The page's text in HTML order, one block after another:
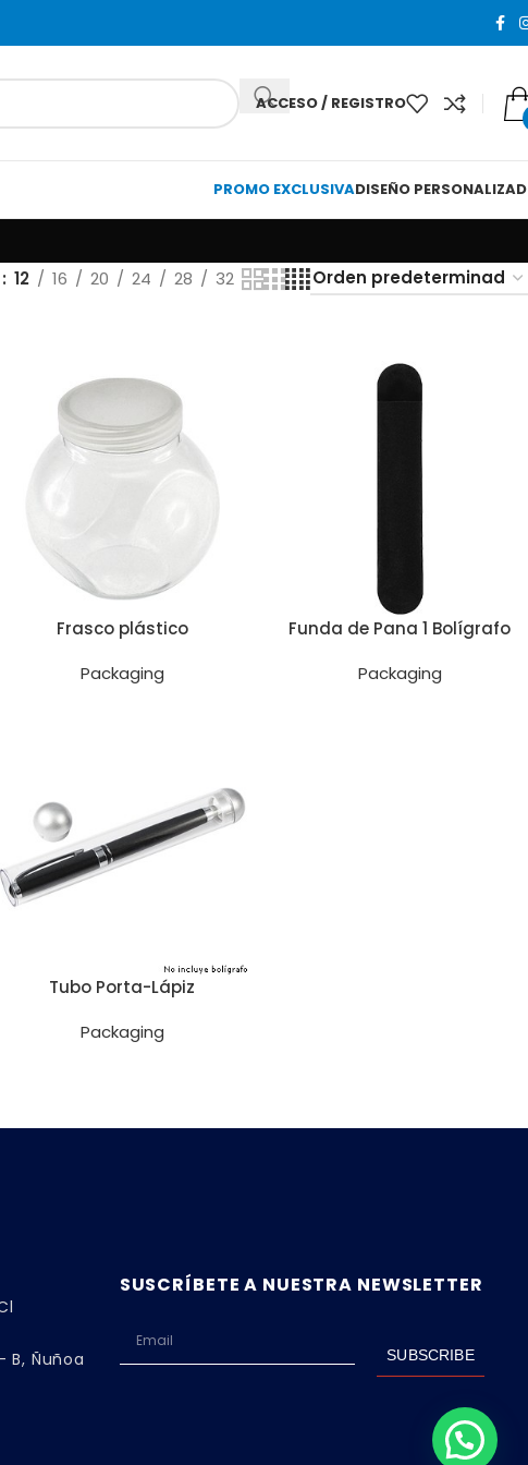
ACCESO / REGISTRO
PROMO EXCLUSIVADISEÑO
12 16 20 24 28 32
Frasco plástico
Packaging
Funda de Pana 1 Bolígrafo
Packaging
Tubo Porta-Lápiz
Packaging
B, Ñuñoa
SUSCRÍBETE A NUESTRA NEWSLETTER
SUBSCRIBE